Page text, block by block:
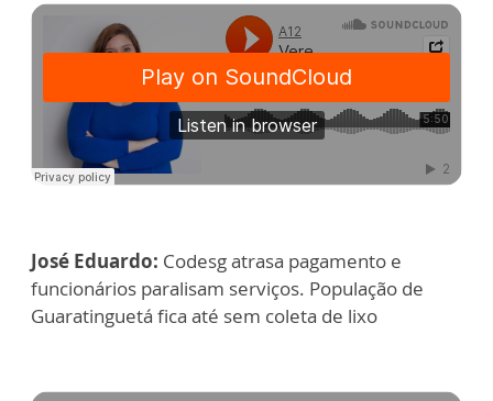
José Eduardo: Codesg atrasa pagamento e
funcionários paralisam serviços. População de
Guaratinguetá fica até sem coleta de lixo